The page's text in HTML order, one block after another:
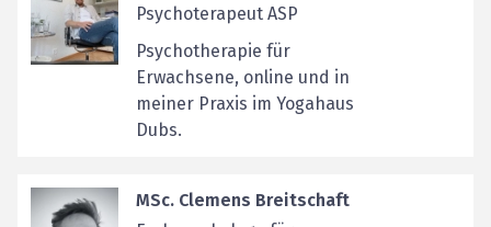
Psychoterapeut ASP
Psychotherapie für
Erwachsene, online und in
meiner Praxis im Yogahaus
Dubs.
MSc. Clemens Breitschaft